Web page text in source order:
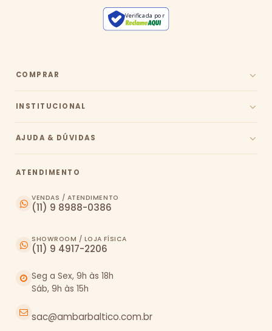
Verificada por
COMPRAR
INSTITUCIONAL
AJUDA & DÚVIDAS
ATENDIMENTO
VENDAS / ATENDIMENTO
(11) 9 8988-0386
SHOWROOM / LOJA FÍSICA
(11) 9 4917-2206
Seg a Sex, 9h às 18h
Sáb, 9h às 15h
sac@ambarbaltico.com.br